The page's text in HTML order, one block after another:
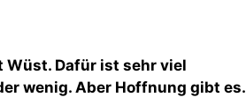
Wüst. Dafür ist sehr viel
wenig. Aber Hoffnung gibt es.